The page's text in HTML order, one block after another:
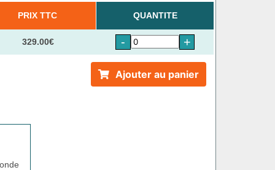
PRIX TTC QUANTITE
329.00€ - +
Ajouter au panier